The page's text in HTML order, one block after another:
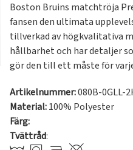
Boston Bruins matchtröja
fansen den ultimata
tillverkad av högkvalitativa
hållbarhet och har detaljer
gör den till ett måste för
Artikelnummer:080B-0GLL-
Material:100% Polyester
Färg:
Tvättråd: